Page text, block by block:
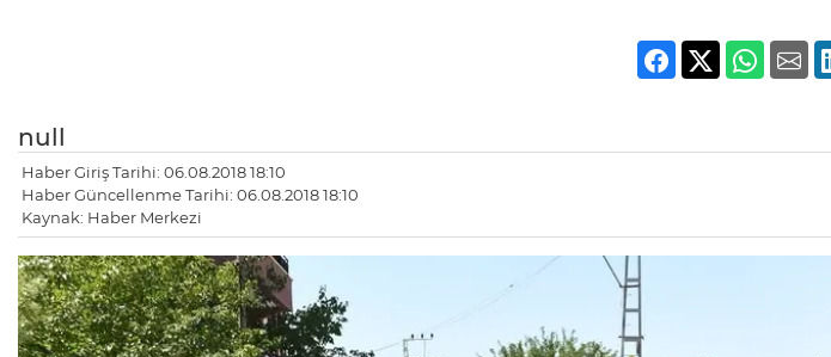
null
Haber Giriş Tarihi: 06.08.2018 18:10
Haber Güncellenme Tarihi: 06.08.2018 18:10
Kaynak: Haber Merkezi